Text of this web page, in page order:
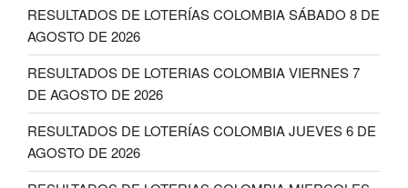
RESULTADOS DE LOTERÍAS COLOMBIA SÁBADO 8 DE
AGOSTO DE 2026
RESULTADOS DE LOTERIAS COLOMBIA VIERNES 7
DE AGOSTO DE 2026
RESULTADOS DE LOTERÍAS COLOMBIA JUEVES 6 DE
AGOSTO DE 2026